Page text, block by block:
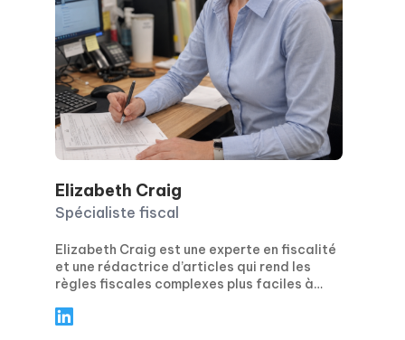
Elizabeth Craig
Spécialiste fiscal
Elizabeth Craig est une experte en fiscalité
et une rédactrice d’articles qui rend les
règles fiscales complexes plus faciles à
conseils pratiques et concrets pour les